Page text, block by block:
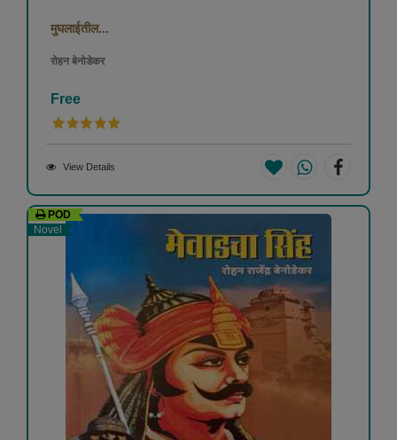
मुघलाईतील...
रोहन बेनोडेकर
Free
View Details
POD
Novel